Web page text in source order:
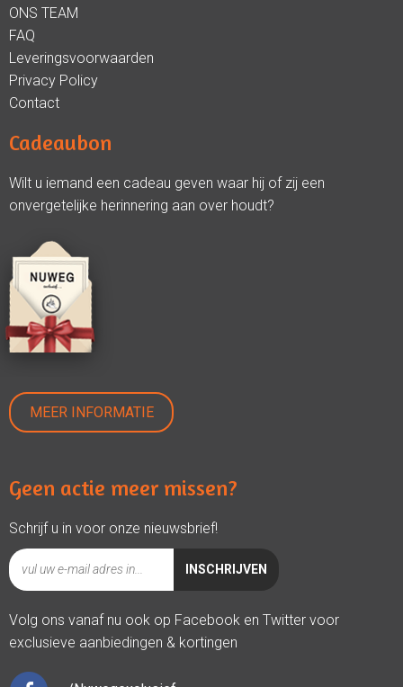
ONS TEAM
FAQ
Leveringsvoorwaarden
Privacy Policy
Contact
Cadeaubon
Wilt u iemand een cadeau geven waar hij of zij een
onvergetelijke herinnering aan over houdt?
MEER INFORMATIE
Geen actie meer missen?
Schrijf u in voor onze nieuwsbrief!
Volg ons vanaf nu ook op Facebook en Twitter voor
exclusieve aanbiedingen & kortingen